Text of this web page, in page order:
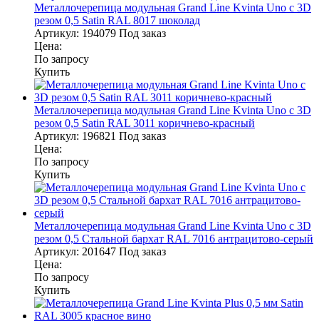
Металлочерепица модульная Grand Line Kvinta Uno c 3D
резом 0,5 Satin RAL 8017 шоколад
Артикул: 194079 Под заказ
Цена:
По запросу
Купить
Металлочерепица модульная Grand Line Kvinta Uno c 3D
резом 0,5 Satin RAL 3011 коричнево-красный
Артикул: 196821 Под заказ
Цена:
По запросу
Купить
Металлочерепица модульная Grand Line Kvinta Uno c 3D
резом 0,5 Стальной бархат RAL 7016 антрацитово-серый
Артикул: 201647 Под заказ
Цена:
По запросу
Купить